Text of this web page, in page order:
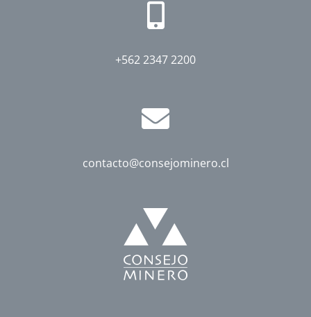
+562 2347 2200
contacto@consejominero.cl